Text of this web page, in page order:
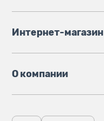
Интернет-магазин
О компании